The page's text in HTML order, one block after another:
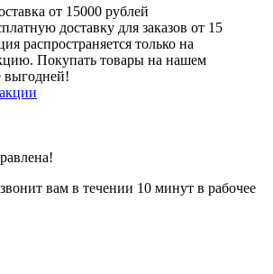
доставку для заказов от 15
распространяется только на
Покупать товары на нашем
выгодней!
вам в течении 10 минут в рабочее